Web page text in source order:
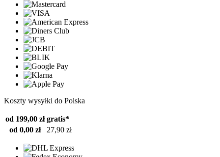
Koszty wysyłki do Polska
od 199,00 zł gratis*
od 0,00 zł
27,90 zł